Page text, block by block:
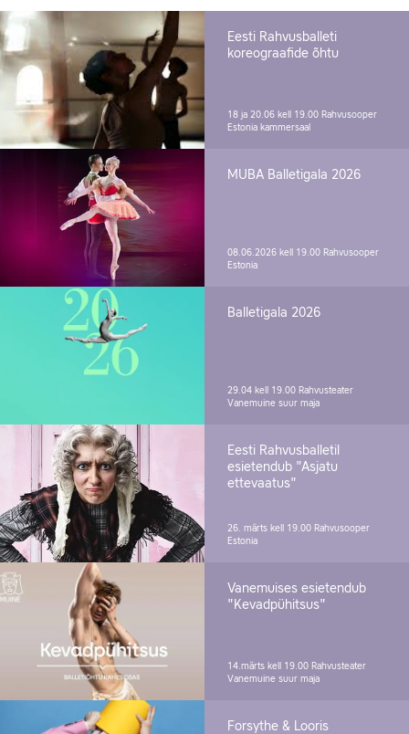
Eesti Rahvusballeti
koreograafide õhtu
18 ja 20.06 kell 19.00 Rahvusooper
Estonia kammersaal
MUBA Balletigala 2026
08.06.2026 kell 19.00 Rahvusooper
Estonia
Balletigala 2026
29.04 kell 19.00 Rahvusteater
Vanemuine suur maja
Eesti Rahvusballetil
esietendub "Asjatu
ettevaatus"
26. märts kell 19.00 Rahvusooper
Estonia
Vanemuises esietendub
"Kevadpühitsus"
14.märts kell 19.00 Rahvusteater
Vanemuine suur maja
Forsythe & Looris